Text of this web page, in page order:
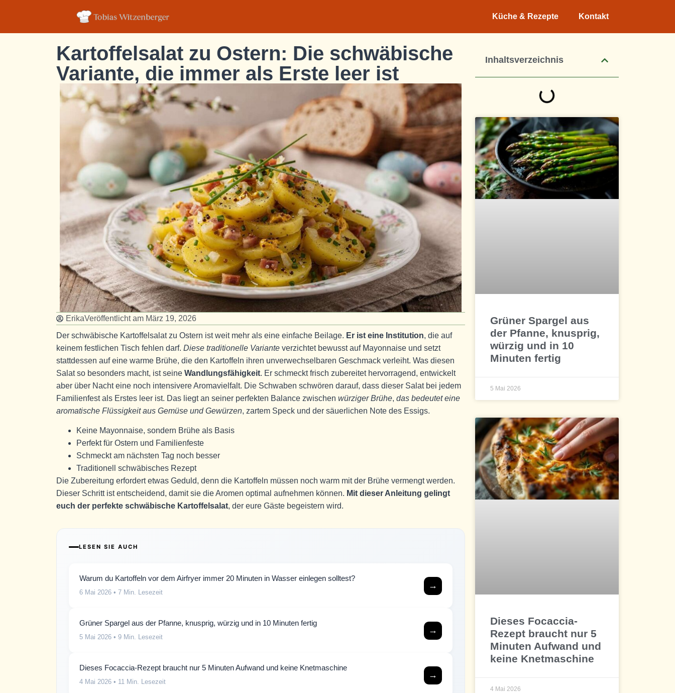
Küche & Rezepte Kontakt
Inhaltsverzeichnis
Grüner Spargel aus
der Pfanne, knusprig,
würzig und in 10
Minuten fertig
5 Mai 2026
Dieses Focaccia-
Rezept braucht nur 5
Minuten Aufwand und
keine Knetmaschine
4 Mai 2026
Kartoffelsalat zu Ostern: Die schwäbische
Variante, die immer als Erste leer ist
ErikaVeröffentlicht am März 19, 2026
Der schwäbische Kartoffelsalat zu Ostern ist weit mehr als eine einfache Beilage. Er ist eine Institution, die auf
keinem festlichen Tisch fehlen darf. Diese traditionelle Variante verzichtet bewusst auf Mayonnaise und setzt
stattdessen auf eine warme Brühe, die den Kartoffeln ihren unverwechselbaren Geschmack verleiht. Was diesen
Salat so besonders macht, ist seine Wandlungsfähigkeit. Er schmeckt frisch zubereitet hervorragend, entwickelt
aber über Nacht eine noch intensivere Aromavielfalt. Die Schwaben schwören darauf, dass dieser Salat bei jedem
Familienfest als Erstes leer ist. Das liegt an seiner perfekten Balance zwischen würziger Brühe, das bedeutet eine
aromatische Flüssigkeit aus Gemüse und Gewürzen, zartem Speck und der säuerlichen Note des Essigs.
Keine Mayonnaise, sondern Brühe als Basis
Perfekt für Ostern und Familienfeste
Schmeckt am nächsten Tag noch besser
Traditionell schwäbisches Rezept
Die Zubereitung erfordert etwas Geduld, denn die Kartoffeln müssen noch warm mit der Brühe vermengt werden.
Dieser Schritt ist entscheidend, damit sie die Aromen optimal aufnehmen können. Mit dieser Anleitung gelingt
euch der perfekte schwäbische Kartoffelsalat, der eure Gäste begeistern wird.
LESEN SIE AUCH
Warum du Kartoffeln vor dem Airfryer immer 20 Minuten in Wasser einlegen solltest?
6 Mai 2026 • 7 Min. Lesezeit
→
Grüner Spargel aus der Pfanne, knusprig, würzig und in 10 Minuten fertig
5 Mai 2026 • 9 Min. Lesezeit
→
Dieses Focaccia-Rezept braucht nur 5 Minuten Aufwand und keine Knetmaschine
4 Mai 2026 • 11 Min. Lesezeit
→